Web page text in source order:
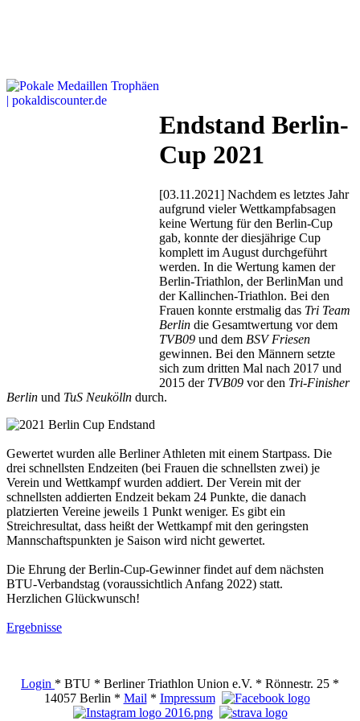
Endstand Berlin-
Cup 2021
[03.11.2021] Nachdem es letztes Jahr
aufgrund vieler Wettkampfabsagen
keine Wertung für den Berlin-Cup
gab, konnte der diesjährige Cup
komplett im August durchgeführt
werden. In die Wertung kamen der
Berlin-Triathlon, der BerlinMan und
der Kallinchen-Triathlon. Bei den
Frauen konnte erstmalig das Tri Team
Berlin die Gesamtwertung vor dem
TVB09 und dem BSV Friesen
gewinnen. Bei den Männern setzte
sich zum dritten Mal nach 2017 und
2015 der TVB09 vor den Tri-Finisher
Berlin und TuS Neukölln durch.
Gewertet wurden alle Berliner Athleten mit einem Startpass. Die
drei schnellsten Endzeiten (bei Frauen die schnellsten zwei) je
Verein und Wettkampf wurden addiert. Der Verein mit der
schnellsten addierten Endzeit bekam 24 Punkte, die danach
platzierten Vereine jeweils 1 Punkt weniger. Es gibt ein
Streichresultat, dass heißt der Wettkampf mit den geringsten
Mannschaftspunkten je Saison wird nicht gewertet.
Die Ehrung der Berlin-Cup-Gewinner findet auf dem nächsten
BTU-Verbandstag (voraussichtlich Anfang 2022) statt.
Herzlichen Glückwunsch!
Ergebnisse
Login * BTU * Berliner Triathlon Union e.V. * Rönnestr. 25 *
14057 Berlin * Mail * Impressum